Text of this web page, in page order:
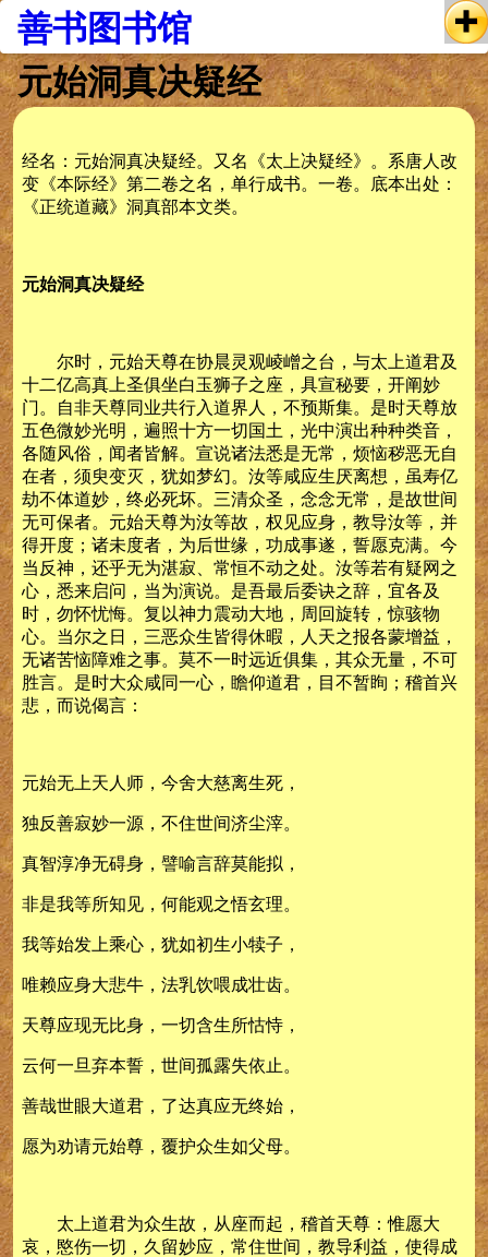
善书图书馆
元始洞真决疑经
经名：元始洞真决疑经。又名《太上决疑经》。系唐人改
变《本际经》第二卷之名，单行成书。一卷。底本出处：
《正统道藏》洞真部本文类。
元始洞真决疑经
尔时，元始天尊在协晨灵观崚嶒之台，与太上道君及
十二亿高真上圣俱坐白玉狮子之座，具宣秘要，开阐妙
门。自非天尊同业共行入道界人，不预斯集。是时天尊放
五色微妙光明，遍照十方一切国土，光中演出种种类音，
各随风俗，闻者皆解。宣说诸法悉是无常，烦恼秽恶无自
在者，须臾变灭，犹如梦幻。汝等咸应生厌离想，虽寿亿
劫不体道妙，终必死坏。三清众圣，念念无常，是故世间
无可保者。元始天尊为汝等故，权见应身，教导汝等，并
得开度；诸未度者，为后世缘，功成事遂，誓愿克满。今
当反神，还乎无为湛寂、常恒不动之处。汝等若有疑网之
心，悉来启问，当为演说。是吾最后委诀之辞，宜各及
时，勿怀忧悔。复以神力震动大地，周回旋转，惊骇物
心。当尔之日，三恶众生皆得休暇，人天之报各蒙增益，
无诸苦恼障难之事。莫不一时远近俱集，其众无量，不可
胜言。是时大众咸同一心，瞻仰道君，目不暂眴；稽首兴
悲，而说偈言：
元始无上天人师，今舍大慈离生死，
独反善寂妙一源，不住世间济尘滓。
真智淳净无碍身，譬喻言辞莫能拟，
非是我等所知见，何能观之悟玄理。
我等始发上乘心，犹如初生小犊子，
唯赖应身大悲牛，法乳饮喂成壮齿。
天尊应现无比身，一切含生所怙恃，
云何一旦弃本誓，世间孤露失依止。
善哉世眼大道君，了达真应无终始，
愿为劝请元始尊，覆护众生如父母。
太上道君为众生故，从座而起，稽首天尊：惟愿大
哀，愍伤一切，久留妙应，常住世间，教导利益，使得成